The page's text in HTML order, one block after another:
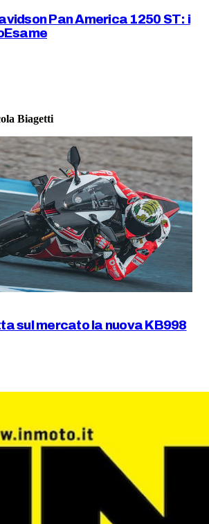
Pan America 1250 ST: i
Biagetti
sul mercato la nuova KB998